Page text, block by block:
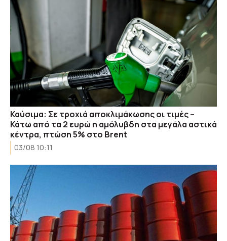
Καύσιμα: Σε τροχιά αποκλιμάκωσης οι τιμές –
Κάτω από τα 2 ευρώ η αμόλυβδη στα μεγάλα αστικά
κέντρα, πτώση 5% στο Brent
03/08 10:11